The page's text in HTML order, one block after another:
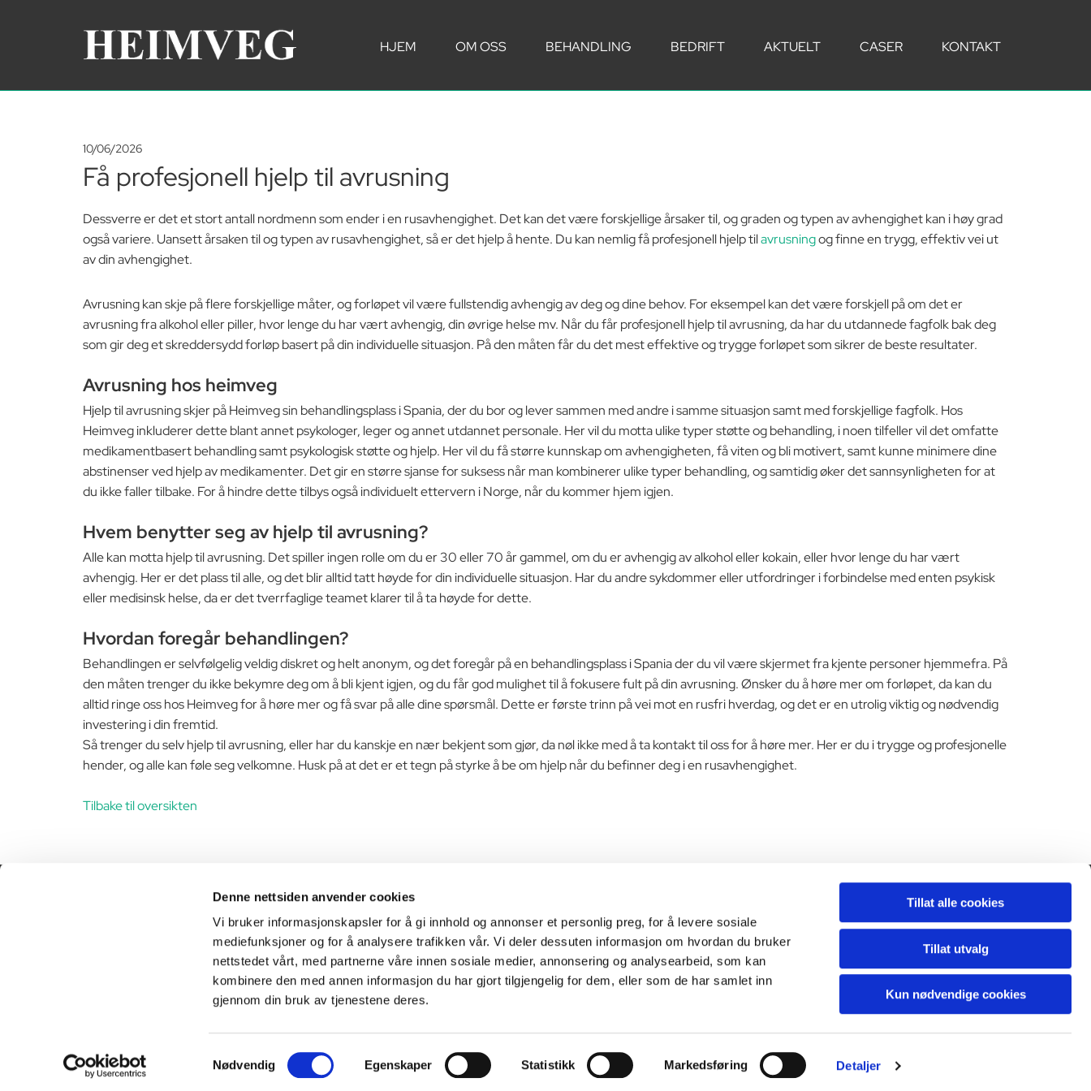
Denne nettsiden anvender cookies
Vi bruker informasjonskapsler for å gi innhold og annonser et personlig preg, for å levere sosiale
mediefunksjoner og for å analysere trafikken vår. Vi deler dessuten informasjon om hvordan du bruker
nettstedet vårt, med partnerne våre innen sosiale medier, annonsering og analysearbeid, som kan
kombinere den med annen informasjon du har gjort tilgjengelig for dem, eller som de har samlet inn
gjennom din bruk av tjenestene deres.
Samtykkevalg
Nødvendig Egenskaper Statistikk Markedsføring Detaljer
Tillat alle cookies
Tillat utvalg
Kun nødvendige cookies
HJEM OM OSS BEHANDLING BEDRIFT AKTUELT CASER KONTAKT
10/06/2026
Få profesjonell hjelp til avrusning
Dessverre er det et stort antall nordmenn som ender i en rusavhengighet. Det kan det være forskjellige årsaker til, og graden og typen av avhengighet kan i høy grad
også variere. Uansett årsaken til og typen av rusavhengighet, så er det hjelp å hente. Du kan nemlig få profesjonell hjelp tilavrusningog finne en trygg, effektiv vei ut
av din avhengighet.
Avrusning kan skje på flere forskjellige måter, og forløpet vil være fullstendig avhengig av deg og dine behov. For eksempel kan det være forskjell på om det er
avrusning fra alkohol eller piller, hvor lenge du har vært avhengig, din øvrige helse mv. Når du får profesjonell hjelp til avrusning, da har du utdannede fagfolk bak deg
som gir deg et skreddersydd forløp basert på din individuelle situasjon. På den måten får du det mest effektive og trygge forløpet som sikrer de beste resultater.
Avrusning hos heimveg
Hjelp til avrusning skjer på Heimveg sin behandlingsplass i Spania, der du bor og lever sammen med andre i samme situasjon samt med forskjellige fagfolk. Hos
Heimveg inkluderer dette blant annet psykologer, leger og annet utdannet personale. Her vil du motta ulike typer støtte og behandling, i noen tilfeller vil det omfatte
medikamentbasert behandling samt psykologisk støtte og hjelp. Her vil du få større kunnskap om avhengigheten, få viten og bli motivert, samt kunne minimere dine
abstinenser ved hjelp av medikamenter. Det gir en større sjanse for suksess når man kombinerer ulike typer behandling, og samtidig øker det sannsynligheten for at
du ikke faller tilbake. For å hindre dette tilbys også individuelt ettervern i Norge, når du kommer hjem igjen.
Hvem benytter seg av hjelp til avrusning?
Alle kan motta hjelp til avrusning. Det spiller ingen rolle om du er 30 eller 70 år gammel, om du er avhengig av alkohol eller kokain, eller hvor lenge du har vært
avhengig. Her er det plass til alle, og det blir alltid tatt høyde for din individuelle situasjon. Har du andre sykdommer eller utfordringer i forbindelse med enten psykisk
eller medisinsk helse, da er det tverrfaglige teamet klarer til å ta høyde for dette.
Hvordan foregår behandlingen?
Behandlingen er selvfølgelig veldig diskret og helt anonym, og det foregår på en behandlingsplass i Spania der du vil være skjermet fra kjente personer hjemmefra. På
den måten trenger du ikke bekymre deg om å bli kjent igjen, og du får god mulighet til å fokusere fult på din avrusning. Ønsker du å høre mer om forløpet, da kan du
alltid ringe oss hos Heimveg for å høre mer og få svar på alle dine spørsmål. Dette er første trinn på vei mot en rusfri hverdag, og det er en utrolig viktig og nødvendig
investering i din fremtid.
Så trenger du selv hjelp til avrusning, eller har du kanskje en nær bekjent som gjør, da nøl ikke med å ta kontakt til oss for å høre mer. Her er du i trygge og profesjonelle
hender, og alle kan føle seg velkomne. Husk på at det er et tegn på styrke å be om hjelp når du befinner deg i en rusavhengighet.
Tilbake til oversikten
Heimveg
Vi hjelper deg på rett vei
Personvern